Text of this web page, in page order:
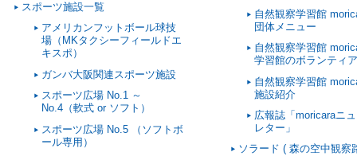
スポーツ施設一覧
アメリカンフットボール球技
場（MKタクシーフィールドエ
キスポ）
ガンバ大阪関連スポーツ施設
スポーツ広場 No.1 ～
No.4（軟式 or ソフト）
スポーツ広場 No.5 （ソフトボ
ール専用）
自然観察学習館
団体メニュー
自然観察学習館
学習館のボランティア
自然観察学習館
施設紹介
広報誌「moricaraニ
レター」
ソラード ( 森の空中観察